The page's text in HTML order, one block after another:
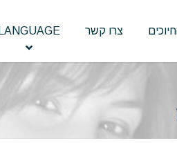
צרו קשר LANGUAGE